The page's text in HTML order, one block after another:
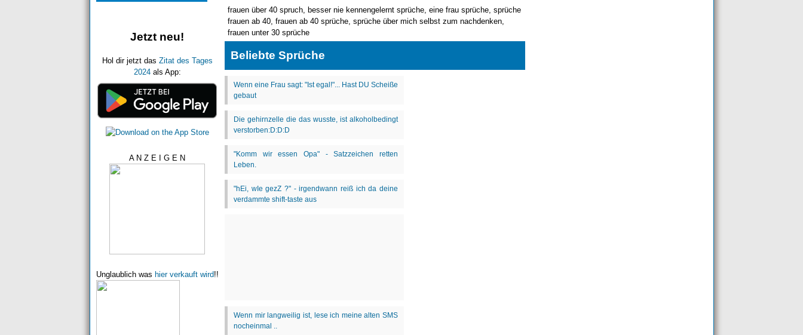
Jetzt neu!
Hol dir jetzt das Zitat des Tages
2024als App:
A N Z E I G E N
Unglaublich was hier verkauft wird!!
frauen über 40 spruch, besser nie kennengelernt sprüche, eine frau sprüche, sprüche
frauen ab 40, frauen ab 40 sprüche, sprüche über mich selbst zum nachdenken,
frauen unter 30 sprüche
Beliebte Sprüche